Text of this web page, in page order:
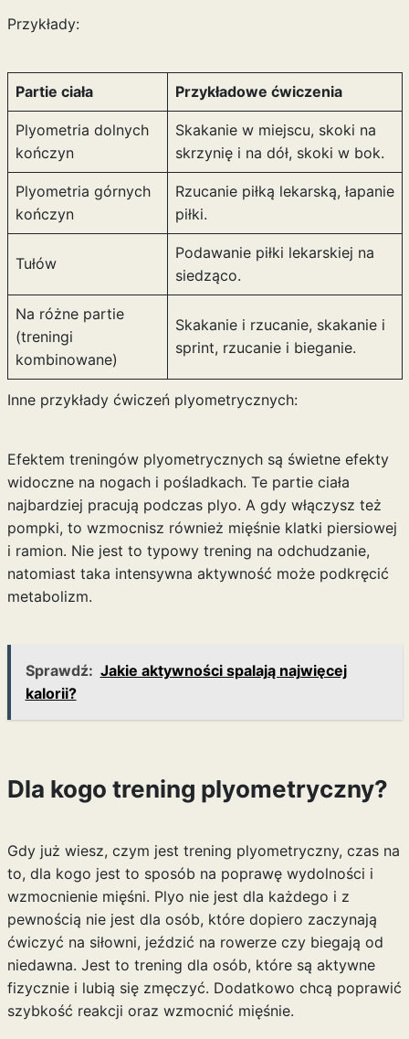
Przykłady:
Partie ciała Przykładowe ćwiczenia
Plyometria dolnych
kończyn
Skakanie w miejscu, skoki na
skrzynię i na dół, skoki w bok.
Plyometria górnych
kończyn
Rzucanie piłką lekarską, łapanie
piłki.
Tułów
Podawanie piłki lekarskiej na
siedząco.
Na różne partie
(treningi
kombinowane)
Skakanie i rzucanie, skakanie i
sprint, rzucanie i bieganie.
Inne przykłady ćwiczeń plyometrycznych:
Efektem treningów plyometrycznych są świetne efekty
widoczne na nogach i pośladkach. Te partie ciała
najbardziej pracują podczas plyo. A gdy włączysz też
pompki, to wzmocnisz również mięśnie klatki piersiowej
i ramion. Nie jest to typowy trening na odchudzanie,
natomiast taka intensywna aktywność może podkręcić
metabolizm.
Sprawdź: Jakie aktywności spalają najwięcej
kalorii?
Dla kogo trening plyometryczny?
Gdy już wiesz, czym jest trening plyometryczny, czas na
to, dla kogo jest to sposób na poprawę wydolności i
wzmocnienie mięśni. Plyo nie jest dla każdego i z
pewnością nie jest dla osób, które dopiero zaczynają
ćwiczyć na siłowni, jeździć na rowerze czy biegają od
niedawna. Jest to trening dla osób, które są aktywne
fizycznie i lubią się zmęczyć. Dodatkowo chcą poprawić
szybkość reakcji oraz wzmocnić mięśnie.